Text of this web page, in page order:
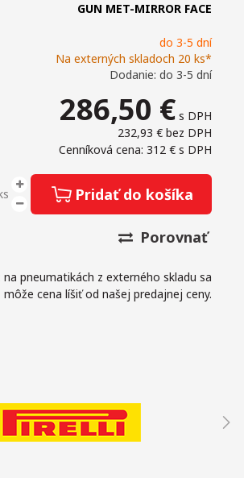
do 3-5 dní
Na externých skladoch 20 ks*
Dodanie: do 3-5 dní
286,50 € s DPH
232,93 € bez DPH
Cenníková cena: 312 € s DPH
Pridať do košíka
Porovnať
pneumatikách z externého skladu sa
môže cena líšiť od našej predajnej ceny.
GUN MET-MIRROR FACE